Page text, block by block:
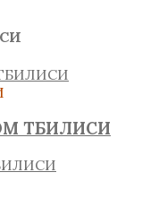
ТБИЛИСИ